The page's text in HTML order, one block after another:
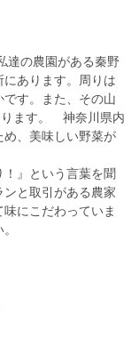
の農園がある秦野
あります。周りは
す。また、その山
ります。 神奈川県内
、美味しい野菜が
』という言葉を聞
と取引がある農家
にこだわっていま